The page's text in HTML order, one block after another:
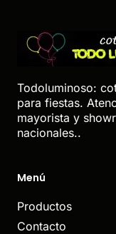
Todoluminoso:
para fiestas.
mayorista y
nacionales..
Menú
Productos
Contacto